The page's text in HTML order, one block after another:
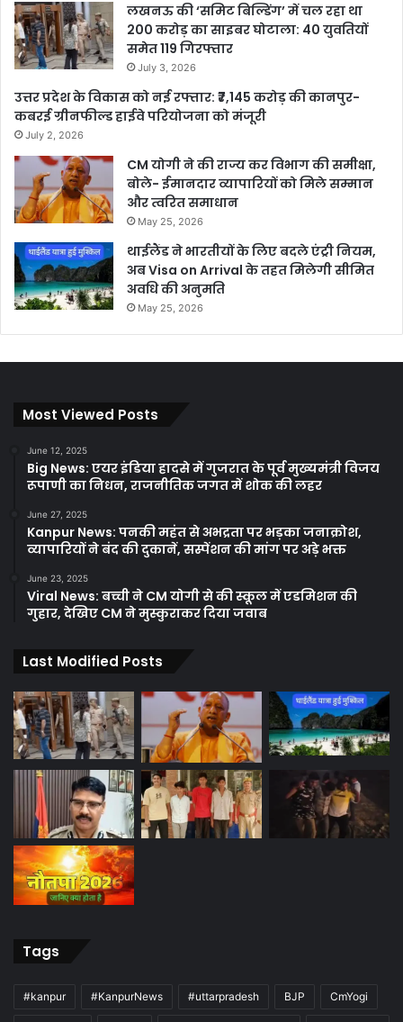
लखनऊ की ‘समिट बिल्डिंग’ में चल रहा था
200 करोड़ का साइबर घोटाला: 40 युवतियों
समेत 119 गिरफ्तार
July 3, 2026
उत्तर प्रदेश के विकास को नई रफ्तार: ₹7,145 करोड़ की कानपुर-
कबरई ग्रीनफील्ड हाईवे परियोजना को मंजूरी
July 2, 2026
CM योगी ने की राज्य कर विभाग की समीक्षा,
बोले- ईमानदार व्यापारियों को मिले सम्मान
और त्वरित समाधान
May 25, 2026
थाईलैंड ने भारतीयों के लिए बदले एंट्री नियम,
अब Visa on Arrival के तहत मिलेगी सीमित
अवधि की अनुमति
May 25, 2026
Most Viewed Posts
June 12, 2025
Big News: एयर इंडिया हादसे में गुजरात के पूर्व मुख्यमंत्री विजय
रूपाणी का निधन, राजनीतिक जगत में शोक की लहर
June 27, 2025
Kanpur News: पनकी महंत से अभद्रता पर भड़का जनाक्रोश,
व्यापारियों ने बंद की दुकानें, सस्पेंशन की मांग पर अड़े भक्त
June 23, 2025
Viral News: बच्ची ने CM योगी से की स्कूल में एडमिशन की
गुहार, देखिए CM ने मुस्कुराकर दिया जवाब
Last Modified Posts
Tags
#kanpur #KanpurNews #uttarpradesh BJP CmYogi